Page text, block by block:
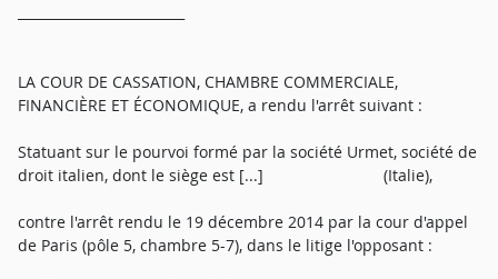
LA COUR DE CASSATION, CHAMBRE COMMERCIALE,
FINANCIÈRE ET ÉCONOMIQUE, a rendu l'arrêt suivant :
Statuant sur le pourvoi formé par la société Urmet, société de
droit italien, dont le siège est [...] (Italie),
contre l'arrêt rendu le 19 décembre 2014 par la cour d'appel
de Paris (pôle 5, chambre 5-7), dans le litige l'opposant :